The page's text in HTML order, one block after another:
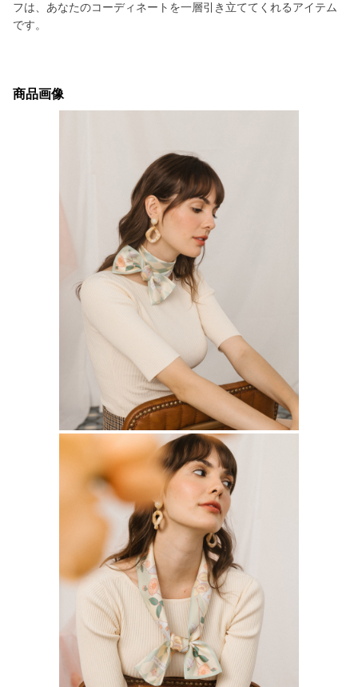
フは、あなたのコーディネートを一層引き立ててくれるアイテム
です。
商品画像